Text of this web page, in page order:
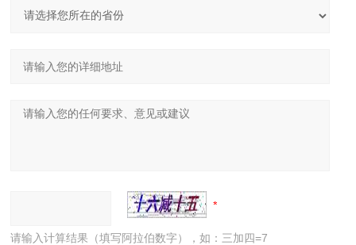
请输入计算结果（填写阿拉伯数字），如：三加四=7